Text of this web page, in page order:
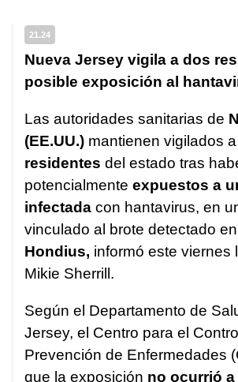
21.24
Nueva Jersey vigila a dos
posible exposición al
Las autoridades sanitarias de
(EE.UU.) mantienen vigilados a
residentes del estado tras
potencialmente expuestos a
infectada con hantavirus, en
vinculado al brote detectado
Hondius, informó este viernes
Mikie Sherrill.
Según el Departamento de
Jersey, el Centro para el
Prevención de Enfermedades
que la exposición no ocurrió